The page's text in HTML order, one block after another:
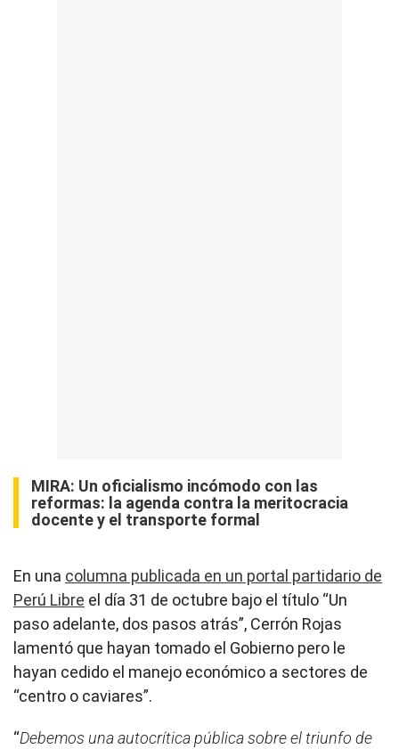
MIRA: Un oficialismo incómodo con las
reformas: la agenda contra la meritocracia
docente y el transporte formal
En una columna publicada en un portal partidario de
Perú Libre el día 31 de octubre bajo el título “Un
paso adelante, dos pasos atrás”, Cerrón Rojas
lamentó que hayan tomado el Gobierno pero le
hayan cedido el manejo económico a sectores de
“centro o caviares”.
“Debemos una autocrítica pública sobre el triunfo de